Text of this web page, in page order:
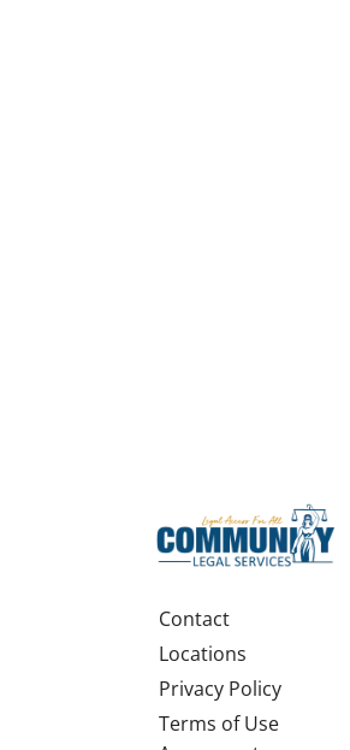
Contact
Locations
Privacy Policy
Terms of Use